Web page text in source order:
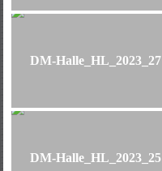
DM-Halle_HL_2023_27
DM-Halle_HL_2023_25